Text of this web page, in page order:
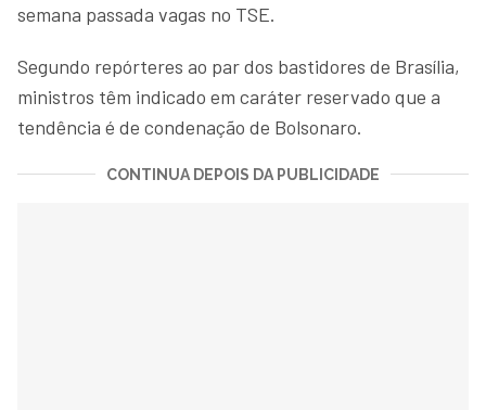
semana passada vagas no TSE.
Segundo repórteres ao par dos bastidores de Brasília,
ministros têm indicado em caráter reservado que a
tendência é de condenação de Bolsonaro.
CONTINUA DEPOIS DA PUBLICIDADE